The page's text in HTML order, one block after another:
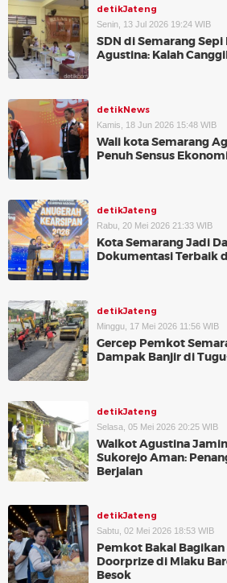
detikJateng
Senin, 13 Jul 2026 19:24 WIB
SDN di Semarang
Agustina: Kalah
detikNews
Kamis, 18 Jun 2026 15:48 WIB
Wali kota Semarang
Penuh Sensus
detikJateng
Rabu, 20 Mei 2026 21:33 WIB
Kota Semarang Jadi
Dokumentasi Terbaik
detikJateng
Minggu, 17 Mei 2026 11:56 WIB
Gercep Pemkot
Dampak Banjir di
detikJateng
Selasa, 05 Mei 2026 20:25 WIB
Walkot Agustina
Sukorejo Aman:
Berjalan
detikJateng
Sabtu, 02 Mei 2026 18:53 WIB
Pemkot Bakal
Doorprize di Mlaku
Besok